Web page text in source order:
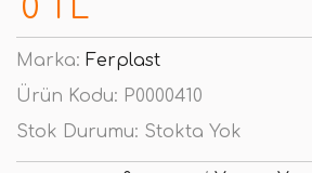
0 TL
Marka: Ferplast
Ürün Kodu: P0000410
Stok Durumu: Stokta Yok